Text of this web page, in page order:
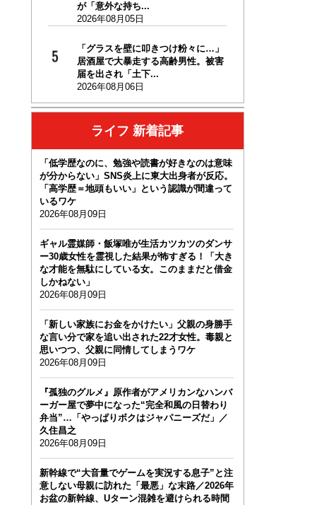
が「意外な持ち...
2026年08月05日
「グラスを壁に叩きつけ粉々に…」
居酒屋で大暴走する高齢男性。被害
届を出され「土下...
2026年08月06日
ライフ 新着記事
「低学歴なのに、勉強や読書が好きなのは意味
が分からない」SNS炎上に東大出身者が反応。
「高学歴＝地頭もいい」という認識が間違って
いるワケ
2026年08月09日
ギャル霊媒師・飯塚唯が生活カツカツのダンサ
ー30歳女性を霊視した結果が怖すぎる！「大き
な才能を無駄にしている女。このままだと借金
しかねない」
2026年08月09日
「新しい家族にお金をかけたい」父親の身勝手
な言い分で家を追い出された22才女性。毒親と
思いつつ、父親に同情してしまうワケ
2026年08月09日
『孤独のグルメ』原作者がアメリカンなハンバ
ーガー屋で夢中になった“完全和風の日替わり
弁当”…「やっぱりボクはジャパニーズだ」／
久住昌之
2026年08月09日
新幹線で“大音量でゲームを実況する息子”と注
意しない母親に訪れた「最悪」な末路／2026年
お盆の新幹線、Uターン混雑を避けられる時間